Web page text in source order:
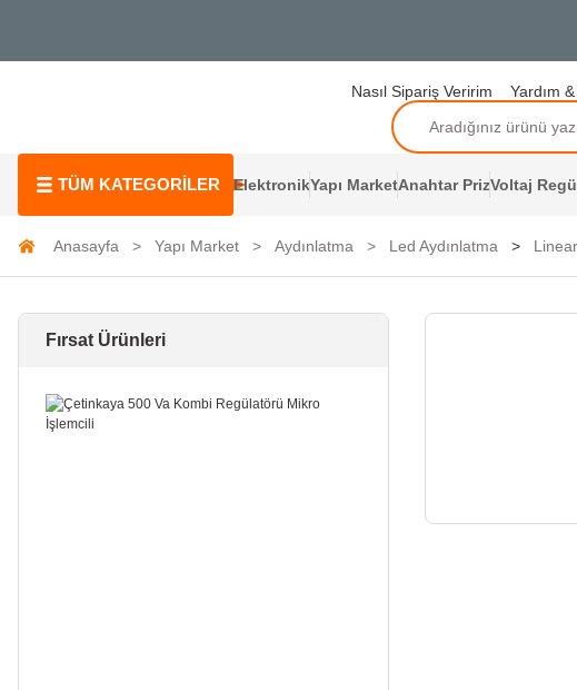
Nasıl Sipariş Veririm Yardım
TÜM KATEGORİLER ElektronikYapı MarketAnahtar PrizVoltaj
Anasayfa Yapı Market Aydınlatma Led Aydınlatma
Fırsat Ürünleri